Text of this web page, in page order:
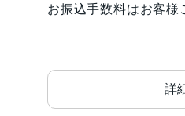
お振込手数料はお客様
詳